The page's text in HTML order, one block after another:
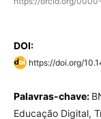
DOI:
https://doi.org/
Palavras-chave:
Educação Digital,